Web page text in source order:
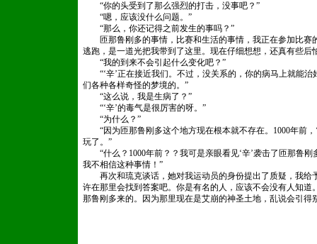
“你的头受到了那么强烈的打击，没事吧？”
“嗯，应该没什么问题。”
“那么，你还记得之前发生的事吗？”
匝那鲁刚多的事情，比赛和生活的事情，我正在参加比赛
逃跑，是一道光把我带到了这里。现在仔细想想，还真有些后
“我的到来不会引起什么变化吧？”
“‘辛’正在接近我们。不过，没关系的，你的病马上就能治
们各种各样奇怪的梦境的。”
“这么说，我是生病了？”
“‘辛’的毒气是很厉害的呀。”
“为什么？”
“因为匝那鲁刚多这个地方现在根本就不存在。1000年前，
玩了。”
“什么？1000年前？？我可是亲眼看见‘辛’袭击了匝那鲁刚
我不相信这种事情！”
再次和琉克谈话，她对我运动员的身份提出了质疑，我给
许在那里会找到答案吧。你是有名的人，应该不会没有人知
那鲁刚多来的。因为那里现在是艾崩的神圣土地，乱说会引得